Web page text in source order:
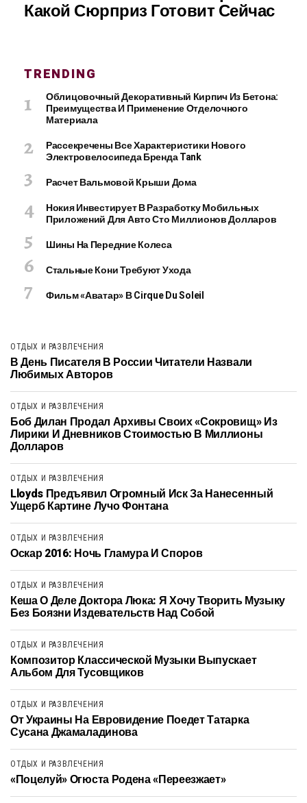
Какой Сюрприз Готовит Сейчас
TRENDING
Облицовочный Декоративный Кирпич Из Бетона:
Преимущества И Применение Отделочного
Материала
Рассекречены Все Характеристики Нового
Электровелосипеда Бренда Tank
Расчет Вальмовой Крыши Дома
Нокия Инвестирует В Разработку Мобильных
Приложений Для Авто Сто Миллионов Долларов
Шины На Передние Колеса
Стальные Кони Требуют Ухода
Фильм «Аватар» В Cirque Du Soleil
ОТДЫХ И РАЗВЛЕЧЕНИЯ
В День Писателя В России Читатели Назвали
Любимых Авторов
ОТДЫХ И РАЗВЛЕЧЕНИЯ
Боб Дилан Продал Архивы Своих «сокровищ» Из
Лирики И Дневников Стоимостью В Миллионы
Долларов
ОТДЫХ И РАЗВЛЕЧЕНИЯ
Lloyds Предъявил Огромный Иск За Нанесенный
Ущерб Картине Лучо Фонтана
ОТДЫХ И РАЗВЛЕЧЕНИЯ
Оскар 2016: Ночь Гламура И Споров
ОТДЫХ И РАЗВЛЕЧЕНИЯ
Кеша О Деле Доктора Люка: Я Хочу Творить Музыку
Без Боязни Издевательств Над Собой
ОТДЫХ И РАЗВЛЕЧЕНИЯ
Композитор Классической Музыки Выпускает
Альбом Для Тусовщиков
ОТДЫХ И РАЗВЛЕЧЕНИЯ
От Украины На Евровидение Поедет Татарка
Сусана Джамаладинова
ОТДЫХ И РАЗВЛЕЧЕНИЯ
«Поцелуй» Огюста Родена «переезжает»